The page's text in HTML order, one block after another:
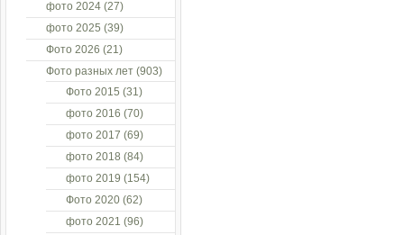
фото 2024 (27)
фото 2025 (39)
Фото 2026 (21)
Фото разных лет (903)
Фото 2015 (31)
фото 2016 (70)
фото 2017 (69)
фото 2018 (84)
фото 2019 (154)
Фото 2020 (62)
фото 2021 (96)